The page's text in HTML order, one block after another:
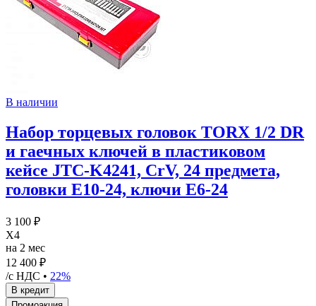
В наличии
Набор торцевых головок TORX 1/2 DR
и гаечных ключей в пластиковом
кейсе JTC-K4241, CrV, 24 предмета,
головки E10-24, ключи Е6-24
3 100 ₽
X4
на 2 мес
12 400 ₽
/с НДС • 22%